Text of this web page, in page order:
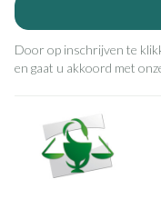
Door op inschrijven te
en gaat u akkoord met